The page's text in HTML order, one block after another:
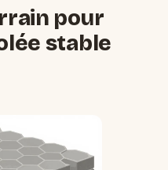
pour
stable